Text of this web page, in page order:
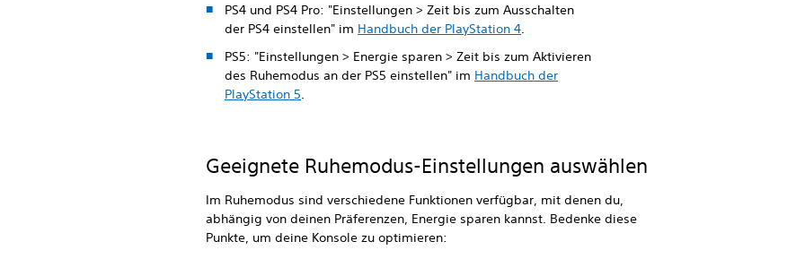
PS4 und PS4 Pro: "Einstellungen > Zeit bis zum Ausschalten
der PS4 einstellen" im Handbuch der PlayStation 4
PS5: "Einstellungen > Energie sparen > Zeit bis zum Aktivieren
des Ruhemodus an der PS5 einstellen" im Handbuch der
PlayStation 5.
Geeignete Ruhemodus-Einstellungen auswählen
Im Ruhemodus sind verschiedene Funktionen verfügbar, mit denen du,
abhängig von deinen Präferenzen, Energie sparen kannst. Bedenke diese
Punkte, um deine Konsole zu optimieren: